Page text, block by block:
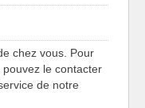
chez vous. Pour
le contacter
de notre